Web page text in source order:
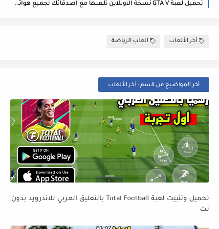
تحميل لعبة GTA V نسخة الاونلاين تلعبها مع اصدقائك لجميع هواتف الاندرويد من ميديا فاير | GTA V Android Online
أخر الألعاب العاب الرياضة
أخر المواضيع من قسم : أخر الألعاب
تحميل وتثبيت لعبة Total Football بالتعليق العربي للاندرويد بدون
نت